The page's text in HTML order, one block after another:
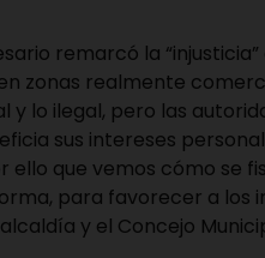
remarcó la
zonas realmente
y lo ilegal, pero las
sus intereses
ello que vemos cómo se
para favorecer a los
y el Concejo